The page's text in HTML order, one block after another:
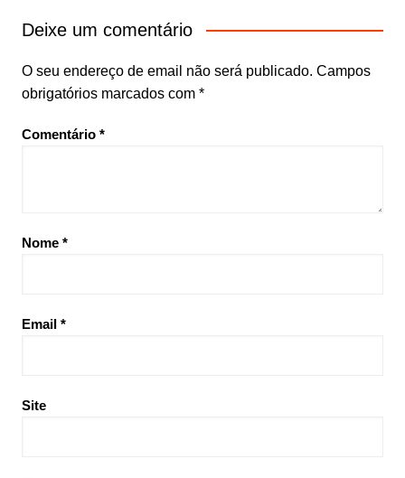
Deixe um comentário
O seu endereço de email não será publicado. Campos
obrigatórios marcados com *
Comentário *
Nome *
Email *
Site